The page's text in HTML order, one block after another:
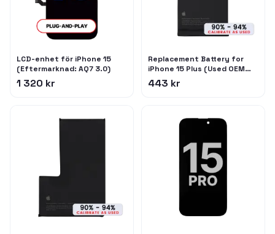
LCD-enhet för iPhone 15
(Eftermarknad: AQ7 3.0)
1 320 kr
Replacement Battery for
iPhone 15 Plus (Used OEM
Pull: Grade C / SOH 90% to
94%)
443 kr